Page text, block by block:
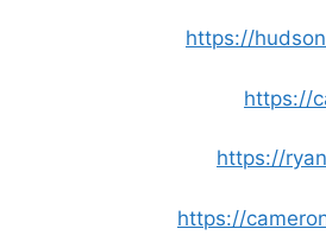
https://
https://
https://
https://